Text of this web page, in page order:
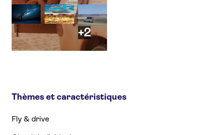
+2
Thèmes et caractéristiques
Fly & drive